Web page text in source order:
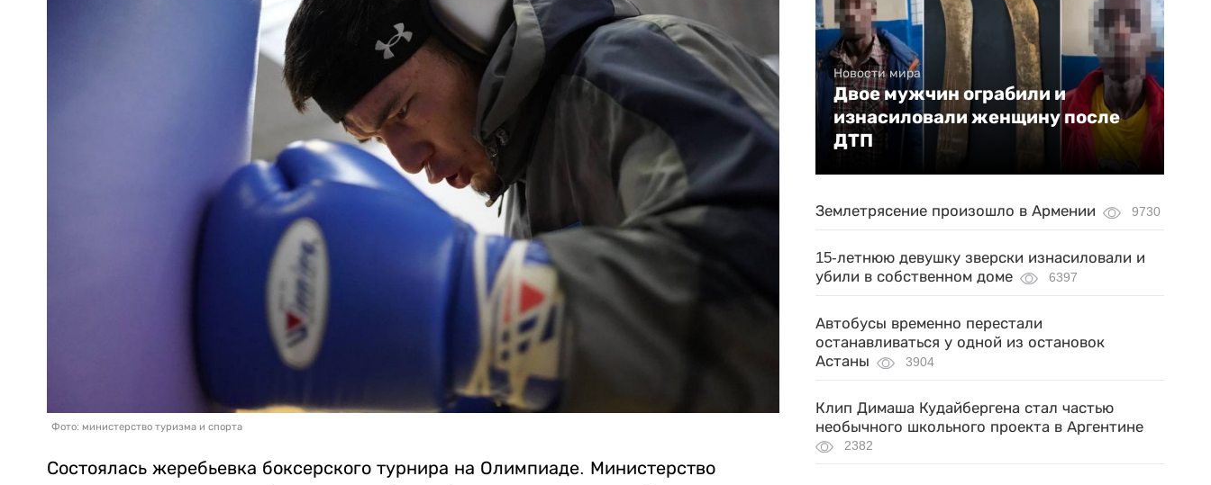
Фото: министерство туризма и спорта
Состоялась жеребьевка боксерского турнира на Олимпиаде. Министерство
Новости мира
Двое мужчин ограбили и
изнасиловали женщину после
ДТП
Землетрясение произошло в Армении 9730
15-летнюю девушку зверски изнасиловали и
убили в собственном доме
6397
Автобусы временно перестали
останавливаться у одной из остановок
Астаны
3904
Клип Димаша Кудайбергена стал частью
необычного школьного проекта в Аргентине
2382